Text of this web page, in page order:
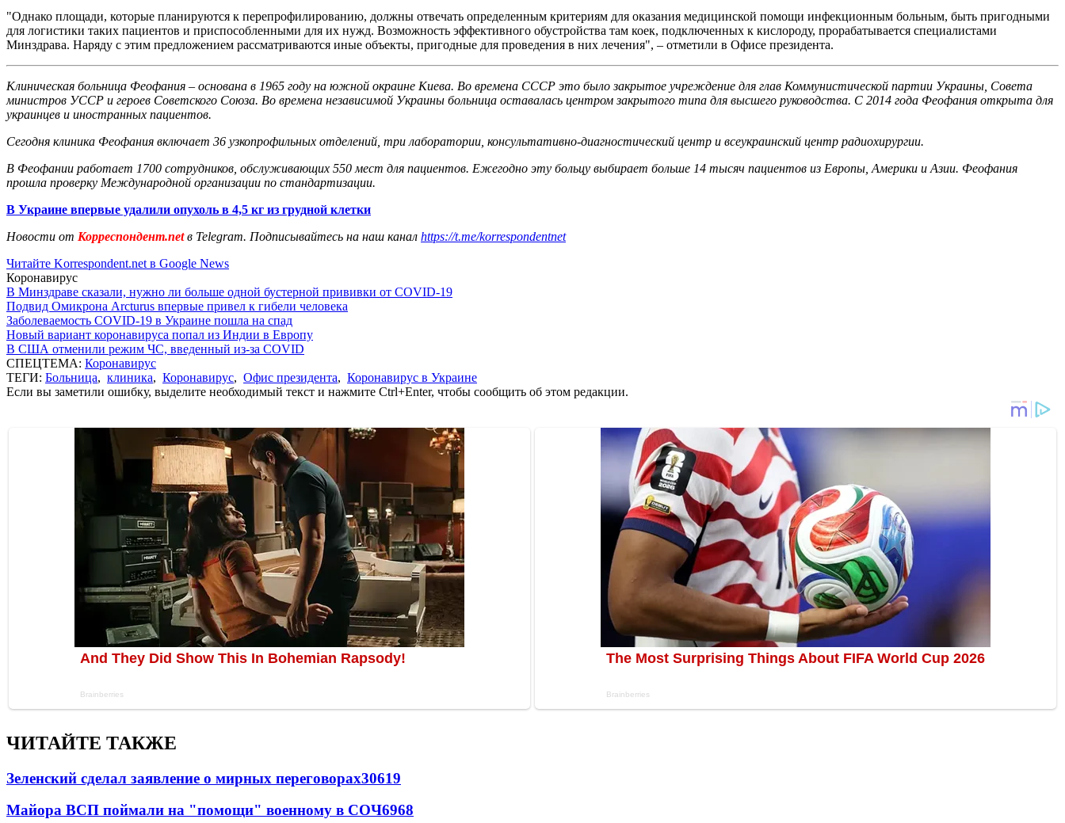
"Однако площади, которые планируются к перепрофилированию, должны отвечать определенным критериям для оказания медицинской помощи инфекционным больным, быть пригодными
для логистики таких пациентов и приспособленными для их нужд. Возможность эффективного обустройства там коек, подключенных к кислороду, прорабатывается специалистами
Минздрава. Наряду с этим предложением рассматриваются иные объекты, пригодные для проведения в них лечения", – отметили в Офисе президента.
Клиническая больница Феофания – основана в 1965 году на южной окраине Киева. Во времена СССР это было закрытое учреждение для глав Коммунистической партии Украины, Совета
министров УССР и героев Советского Союза. Во времена независимой Украины больница оставалась центром закрытого типа для высшего руководства. С 2014 года Феофания открыта для
украинцев и иностранных пациентов.
Сегодня клиника Феофания включает 36 узкопрофильных отделений, три лаборатории, консультативно-диагностический центр и всеукраинский центр радиохирургии.
В Феофании работает 1700 сотрудников, обслуживающих 550 мест для пациентов. Ежегодно эту больцу выбирает больше 14 тысяч пациентов из Европы, Америки и Азии. Феофания
прошла проверку Международной организации по стандартизации.
В Украине впервые удалили опухоль в 4,5 кг из грудной клетки
Новости от Корреспондент.netв Telegram. Подписывайтесь на наш канал https://t.me/korrespondentnet
Читайте Korrespondent.net в Google News
Коронавирус
В Минздраве сказали, нужно ли больше одной бустерной прививки от COVID-19
Подвид Омикрона Arcturus впервые привел к гибели человека
Заболеваемость COVID-19 в Украине пошла на спад
Новый вариант коронавируса попал из Индии в Европу
В США отменили режим ЧС, введенный из-за COVID
СПЕЦТЕМА: Коронавирус
ТЕГИ: Больница, клиника, Коронавирус, Офис президента, Коронавирус в Украине
Если вы заметили ошибку, выделите необходимый текст и нажмите Ctrl+Enter, чтобы сообщить об этом редакции.
ЧИТАЙТЕ ТАКЖЕ
Зеленский сделал заявление о мирных переговорах30619
Майора ВСП поймали на "помощи" военному в СОЧ6968